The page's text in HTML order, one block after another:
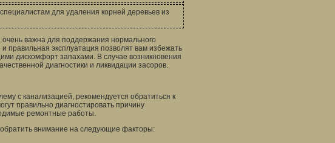
для удаления корней деревьев из
важна для поддержания нормального
правильная эксплуатация позволят вам избежать
дискомфорт запахами. В случае возникновения
диагностики и ликвидации засоров.
с канализацией, рекомендуется обратиться к
правильно диагностировать причину
ремонтные работы.
внимание на следующие факторы: